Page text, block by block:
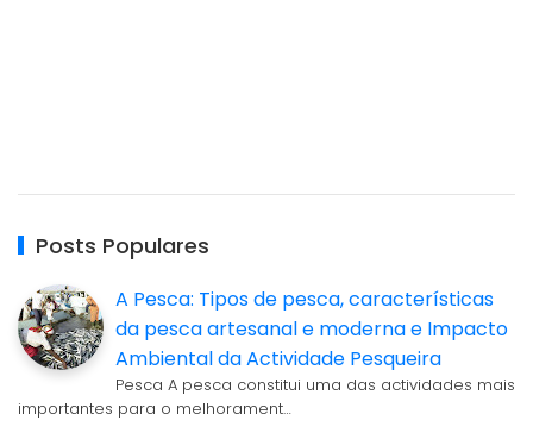
Posts Populares
A Pesca: Tipos de pesca, características
da pesca artesanal e moderna e Impacto
Ambiental da Actividade Pesqueira
Pesca A pesca constitui uma das actividades mais
importantes para o melhorament…